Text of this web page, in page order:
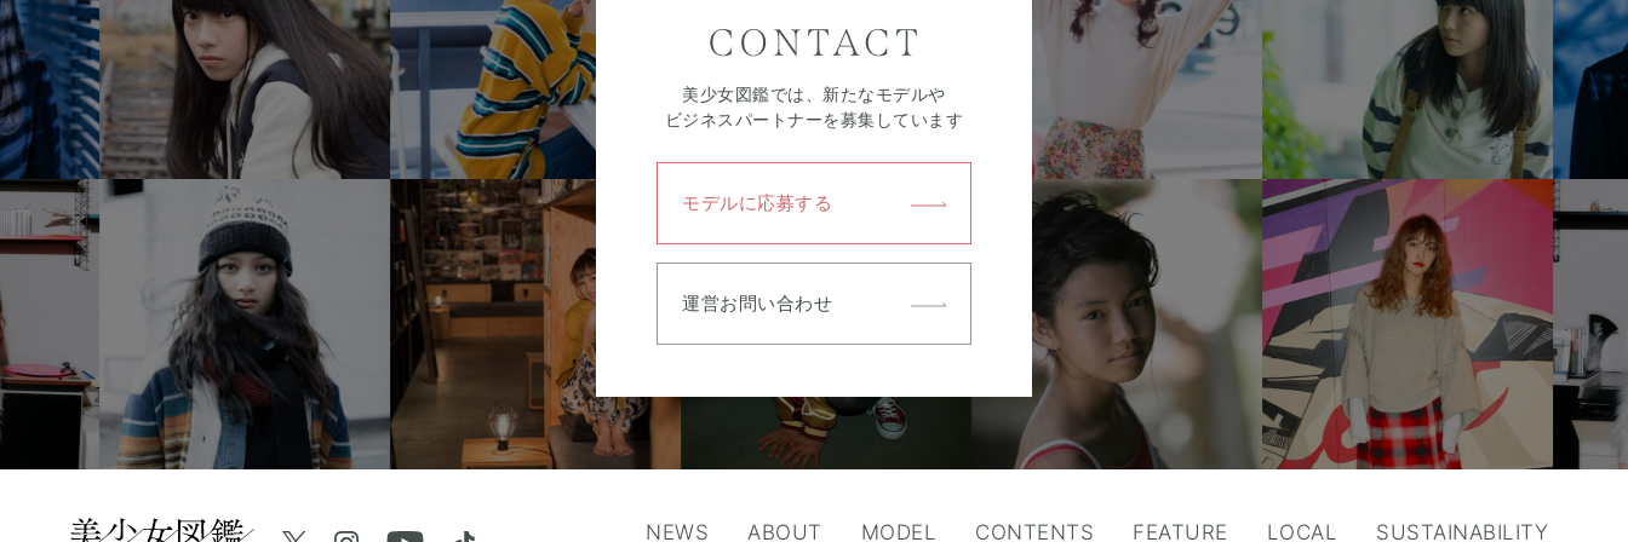
美少女図鑑では、新たなモデルや
ビジネスパートナーを募集しています
モデルに応募する
運営お問い合わせ
NEWS ABOUT MODEL CONTENTS FEATURE LOCAL SUSTAINABILITY